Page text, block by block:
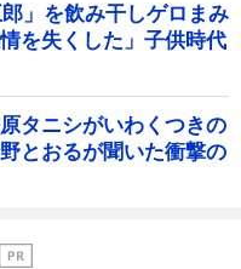
」を飲み干しゲロまみ
を失くした」子供時代
タニシがいわくつきの
とおるが聞いた衝撃の